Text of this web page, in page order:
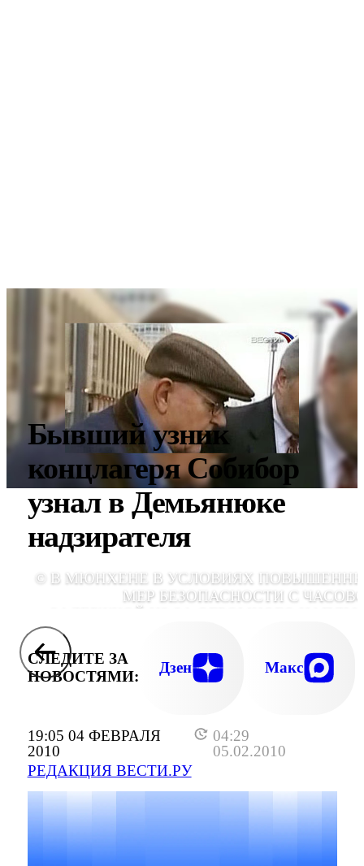
19:05 04 ФЕВРАЛЯ
2010
04:29
05.02.2010
РЕДАКЦИЯ ВЕСТИ.РУ
Бывший узник
концлагеря Собибор
узнал в Демьянюке
надзирателя
© В МЮНХЕНЕ В УСЛОВИЯХ
МЕР БЕЗОПАСНОСТИ С
ЗАДЕРЖКОЙ ИЗ-ЗА ОГРОМНОГО
ПРОТИВ ПРЕДПОЛАГАЕМОГО
ПОСОБНИКА 89-ЛЕТНЕГО ДЖОНА
СЛЕДИТЕ ЗА
НОВОСТЯМИ:
Дзен Макс